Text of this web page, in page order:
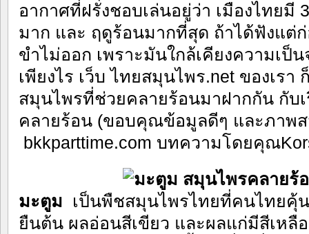
อากาศที่ฝรั่งชอบเล่นอยู่ว่า เมืองไทยมี
มาก และ ฤดูร้อนมากที่สุด ถ้าได้ฟังแต่
ขำไม่ออก เพราะมันใกล้เคียงความเป็
เพียงไร เว็บ ไทยสมุนไพร.net ของเรา
สมุนไพรที่ช่วยคลายร้อนมาฝากกัน กับ
คลายร้อน (ขอบคุณข้อมูลดีๆ และภาพส
bkkparttime.com บทความโดยคุณ
มะตูม เป็นพืชสมุนไพรไทยที่คนไทยคุ้
ยืนต้น ผลอ่อนสีเขียว และผลแก่มีสีเหลื